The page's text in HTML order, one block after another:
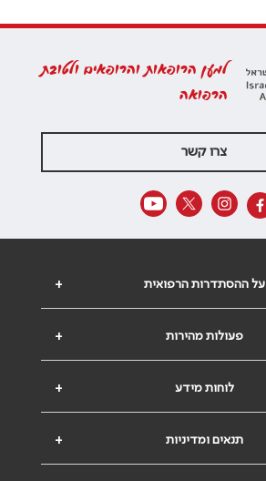
למען הרופאות והרופאים ולטובת
הרפואה
צרו קשר
+ על ההסתדרות הרפואית
+ פעולות מהירות
+ לוחות מידע
+ תנאים ומדיניות